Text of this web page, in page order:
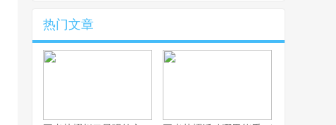
热门文章